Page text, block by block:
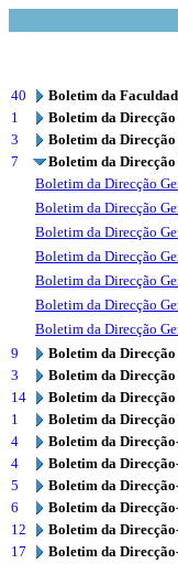
40
Boletim da
1
Boletim da
3
Boletim da
7
Boletim da
Boletim da Direcção
Boletim da Direcção
Boletim da Direcção
Boletim da Direcção
Boletim da Direcção
Boletim da Direcção
Boletim da Direcção
9
Boletim da
3
Boletim da
14
Boletim da
1
Boletim da
4
Boletim da
4
Boletim da
5
Boletim da
6
Boletim da
12
Boletim da
17
Boletim da